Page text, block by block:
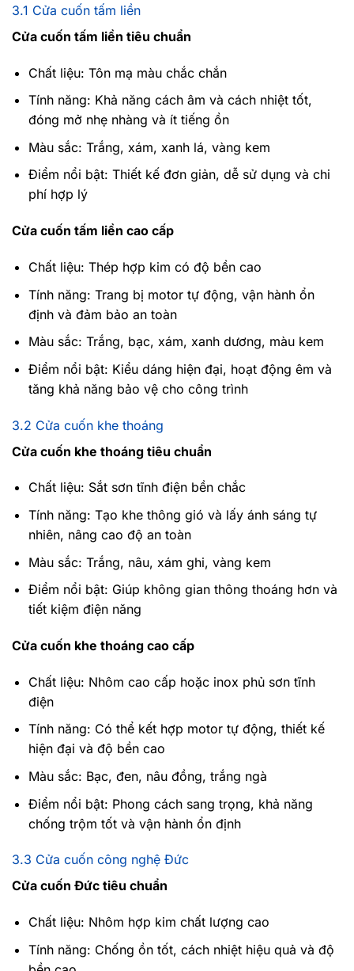
3.1 Cửa cuốn tấm liền
Cửa cuốn tấm liền tiêu chuẩn
Chất liệu: Tôn mạ màu chắc chắn
Tính năng: Khả năng cách âm và cách nhiệt tốt,
đóng mở nhẹ nhàng và ít tiếng ồn
Màu sắc: Trắng, xám, xanh lá, vàng kem
Điểm nổi bật: Thiết kế đơn giản, dễ sử dụng và chi
phí hợp lý
Cửa cuốn tấm liền cao cấp
Chất liệu: Thép hợp kim có độ bền cao
Tính năng: Trang bị motor tự động, vận hành ổn
định và đảm bảo an toàn
Màu sắc: Trắng, bạc, xám, xanh dương, màu kem
Điểm nổi bật: Kiểu dáng hiện đại, hoạt động êm và
tăng khả năng bảo vệ cho công trình
3.2 Cửa cuốn khe thoáng
Cửa cuốn khe thoáng tiêu chuẩn
Chất liệu: Sắt sơn tĩnh điện bền chắc
Tính năng: Tạo khe thông gió và lấy ánh sáng tự
nhiên, nâng cao độ an toàn
Màu sắc: Trắng, nâu, xám ghi, vàng kem
Điểm nổi bật: Giúp không gian thông thoáng hơn và
tiết kiệm điện năng
Cửa cuốn khe thoáng cao cấp
Chất liệu: Nhôm cao cấp hoặc inox phủ sơn tĩnh
điện
Tính năng: Có thể kết hợp motor tự động, thiết kế
hiện đại và độ bền cao
Màu sắc: Bạc, đen, nâu đồng, trắng ngà
Điểm nổi bật: Phong cách sang trọng, khả năng
chống trộm tốt và vận hành ổn định
3.3 Cửa cuốn công nghệ Đức
Cửa cuốn Đức tiêu chuẩn
Chất liệu: Nhôm hợp kim chất lượng cao
Tính năng: Chống ồn tốt, cách nhiệt hiệu quả và độ